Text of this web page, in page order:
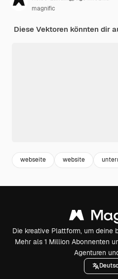
magnific
Diese Vektoren könnten dir
webseite website
Die kreative Plattform, um deine
Mehr als 1 Million Abonnenten
Agenturen